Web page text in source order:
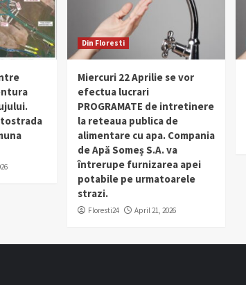
Din Floresti
Miercuri 22 Aprilie se vor
efectua lucrari
PROGRAMATE de intretinere
la reteaua publica de
alimentare cu apa. Compania
de Apă Someș S.A. va
întrerupe furnizarea apei
potabile pe urmatoarele
strazi.
Floresti24 April 21, 2026